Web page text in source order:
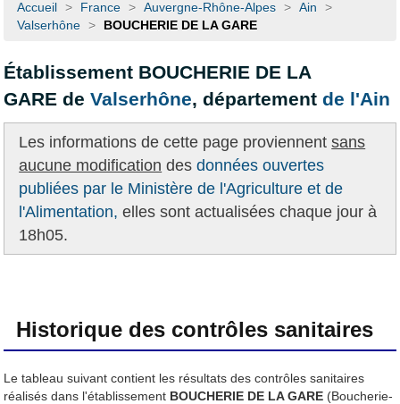
Accueil > France > Auvergne-Rhône-Alpes > Ain
>
Valserhône > BOUCHERIE DE LA GARE
Établissement BOUCHERIE DE LA
GARE deValserhône, départementde l'Ain
Les informations de cette page proviennentsans
aucune modification desdonnées ouvertes
publiées par le Ministère de l'Agriculture et de
l'Alimentation, elles sont actualisées chaque jour à
18h05.
Historique des contrôles sanitaires
Le tableau suivant contient les résultats des contrôles sanitaires
réalisés dans l'établissement BOUCHERIE DE LA GARE (Boucherie-